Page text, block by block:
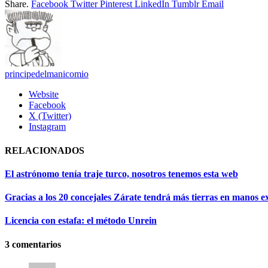
Share. Facebook Twitter Pinterest LinkedIn Tumblr Email
principedelmanicomio
Website
Facebook
X (Twitter)
Instagram
RELACIONADOS
El astrónomo tenía traje turco, nosotros tenemos esta web
Gracias a los 20 concejales Zárate tendrá más tierras en manos
Licencia con estafa: el método Unrein
3 comentarios